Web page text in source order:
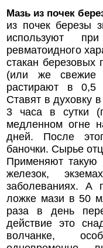
Мазь из почек
из почек березы
используют
ревматоидного
стакан
(или же свежие
растирают в 0,5
Ставят в духовку
3 часа в сутки
медленном огне
дней. После
баночки. Сырье
Применяют такую
железок,
заболеваниях. А
ложке мази в 50
раза в день
действие это
волчанке,